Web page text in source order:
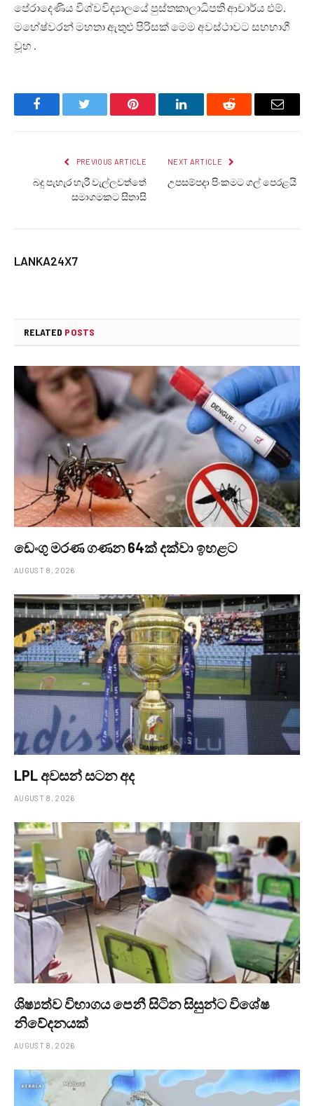
පේරාදෙණිය විශ්වවිද්‍යාලයේ පුස්තකාලාධිපති ආචාර්ය එම්.
මහේෂ්වරන් මහතා ඇතුළු පිරිසක් මෙම අවස්ථාවට සහභාගී
වූහ .
FacebookTwitter Pinterest LinkedInReddit Email
PREVIOUS ARTICLE
බදු පැහැර හැරී වැල්ලවත්තේ
සමාගමකට සිතාසි
NEXT ARTICLE
උපසම්පදා පිංකමට ගල් පෙරළයි
LANKA24X7
RELATED POSTS
ඩෙංගු මරණ ගණන 64ක් දක්වා ඉහළට
AUGUST 8, 2026
LPL අවසන් සටන අද
AUGUST 8, 2026
ශිෂ්‍යත්ව විභාගය පෙනී සිටින සිසුන්ට විශේෂ
නිවේදනයක්
AUGUST 8, 2026